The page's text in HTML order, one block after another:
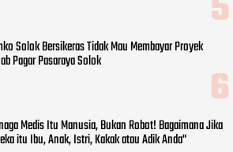
Solok Bersikeras Tidak Mau Membayar Proyek
Pagar Pasaraya Solok
Medis Itu Manusia, Bukan Robot! Bagaimana Jika
itu Ibu, Anak, Istri, Kakak atau Adik Anda"